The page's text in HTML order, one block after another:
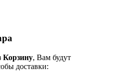
Корзину, Вам будут
доставки: